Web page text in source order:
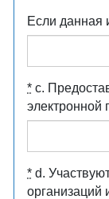
Если данная
* c.
электронной
* d.
организаций